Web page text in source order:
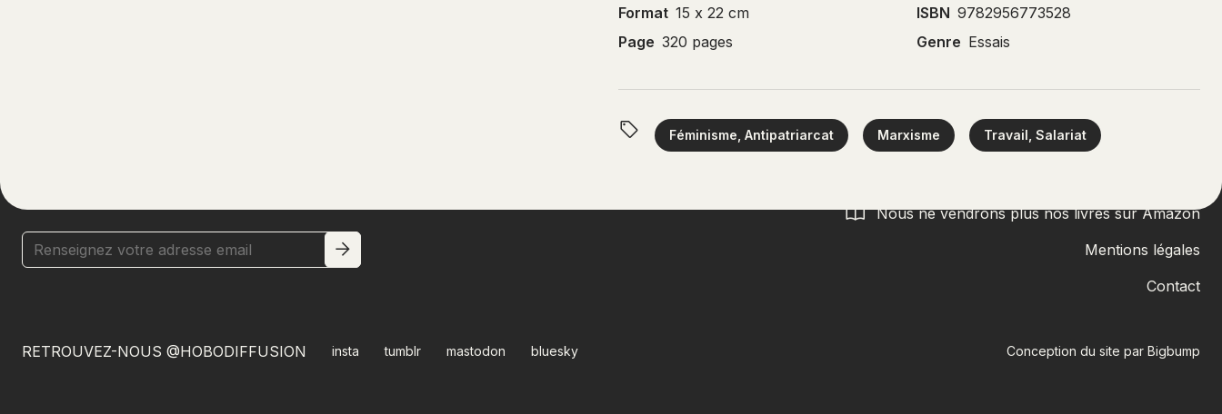
Format
15 x 22 cm
Page 320 pages
ISBN 9782956773528
Genre Essais
Féminisme, Antipatriarcat Marxisme Travail, Salariat
Nous ne vendrons plus nos livres sur Amazon
Mentions légales
Contact
RETROUVEZ-NOUS @HOBODIFFUSION insta tumblr mastodon bluesky Conception du site par Bigbump